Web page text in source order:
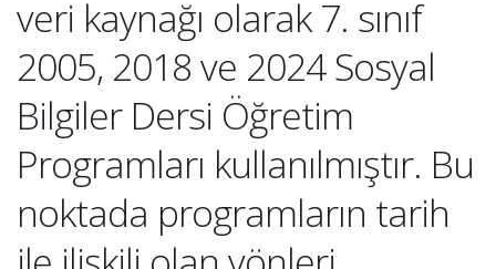
veri kaynağı olarak 7. sınıf
2005, 2018 ve 2024 Sosyal
Bilgiler Dersi Öğretim
Programları kullanılmıştır. Bu
noktada programların tarih